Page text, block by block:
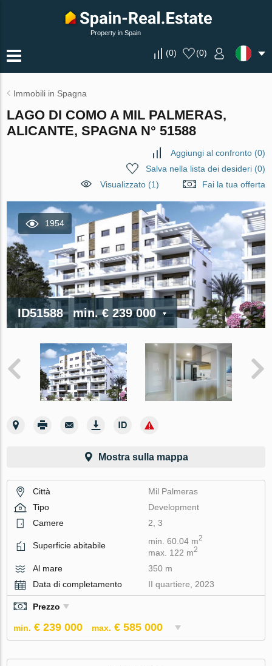
Property in Spain
(0) (0)
Immobili in Spagna
LAGO DI COMO A MIL PALMERAS,
ALICANTE, SPAGNA N° 51588
Aggiungi al confronto(0)
Salva nella lista dei desideri(0)
Visualizzato (1)
Fai la tua offerta
1954
ID51588 min.€ 239 000
Mostra sulla mappa
Città
Mil Palmeras
Tipo
Development
Camere
2, 3
Superficie abitabile min. 60.04 m2
max. 122 m2
Al mare
350 m
Data di completamento
II quartiere, 2023
Prezzo
min. € 239 000 max. € 585 000